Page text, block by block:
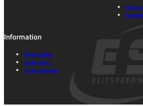
Information
Tillgänglighet
Cookie policy
Integritetspolicy